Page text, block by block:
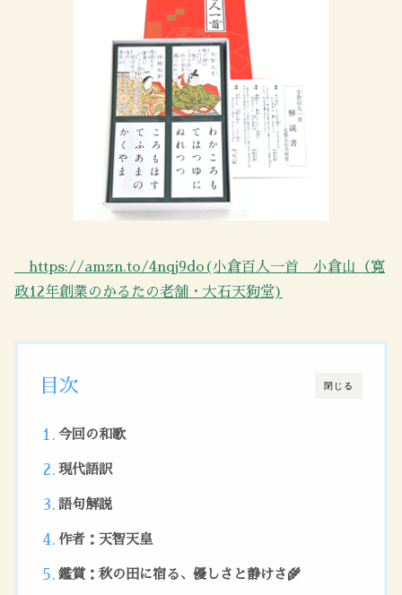
https://amzn.to/4nqj9do(小倉百人一首 小倉山（寛
政12年創業のかるたの老舗・大石天狗堂)
閉じる
目次
今回の和歌
現代語訳
語句解説
作者：天智天皇
鑑賞：秋の田に宿る、優しさと静けさ🌾